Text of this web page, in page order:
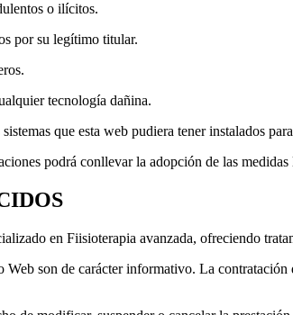
o ilícitos.
por su legítimo titular.
tecnología dañina.
que esta web pudiera tener instalados
podrá conllevar la adopción de las medidas
en Fiisioterapia avanzada, ofreciendo
son de carácter informativo. La